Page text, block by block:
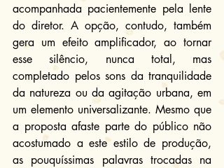
acompanhada pacientemente pela lente
do diretor. A opção, contudo, também
gera um efeito amplificador, ao tornar
esse silêncio, nunca total, mas
completado pelos sons da tranquilidade
da natureza ou da agitação urbana, em
um elemento universalizante. Mesmo que
a proposta afaste parte do público não
acostumado a este estilo de produção,
as pouquíssimas palavras trocadas na